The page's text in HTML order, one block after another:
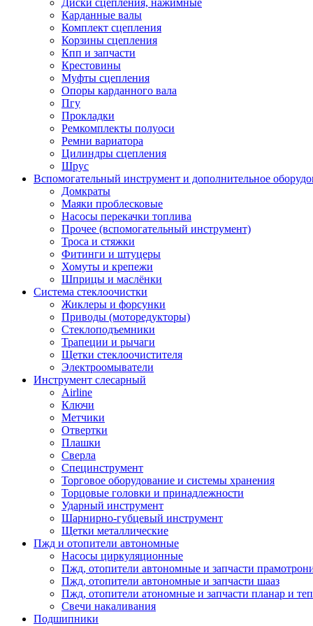
Диски сцепления, нажимные
Карданные валы
Комплект сцепления
Корзины сцепления
Кпп и запчасти
Крестовины
Муфты сцепления
Опоры карданного вала
Пгу
Прокладки
Ремкомплекты полуоси
Ремни вариатора
Цилиндры сцепления
Шрус
Вспомогательный инструмент и дополнительное
Домкраты
Маяки проблесковые
Насосы перекачки топлива
Прочее (вспомогательный инструмент)
Троса и стяжки
Фитинги и штуцеры
Хомуты и крепежи
Шприцы и маслёнки
Система стеклоочистки
Жиклеры и форсунки
Приводы (моторедукторы)
Стеклоподъемники
Трапеции и рычаги
Щетки стеклоочистителя
Электроомыватели
Инструмент слесарный
Airline
Ключи
Метчики
Отвертки
Плашки
Сверла
Специнструмент
Торговое оборудование и системы хранения
Торцовые головки и принадлежности
Ударный инструмент
Шарнирно-губцевый инструмент
Щетки металлические
Пжд и отопители автономные
Насосы циркуляционные
Пжд, отопители автономные и запчасти
Пжд, отопители автономные и запчасти шааз
Пжд, отопители атономные и запчасти планар и
Свечи накаливания
Подшипники